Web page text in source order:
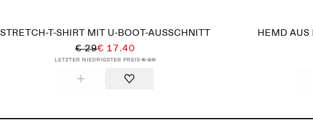
STRETCH-T-SHIRT MIT U-BOOT-AUSSCHNITT
€ 29€ 17.40
Letzter niedrigster Preis:€ 29
HEMD AUS